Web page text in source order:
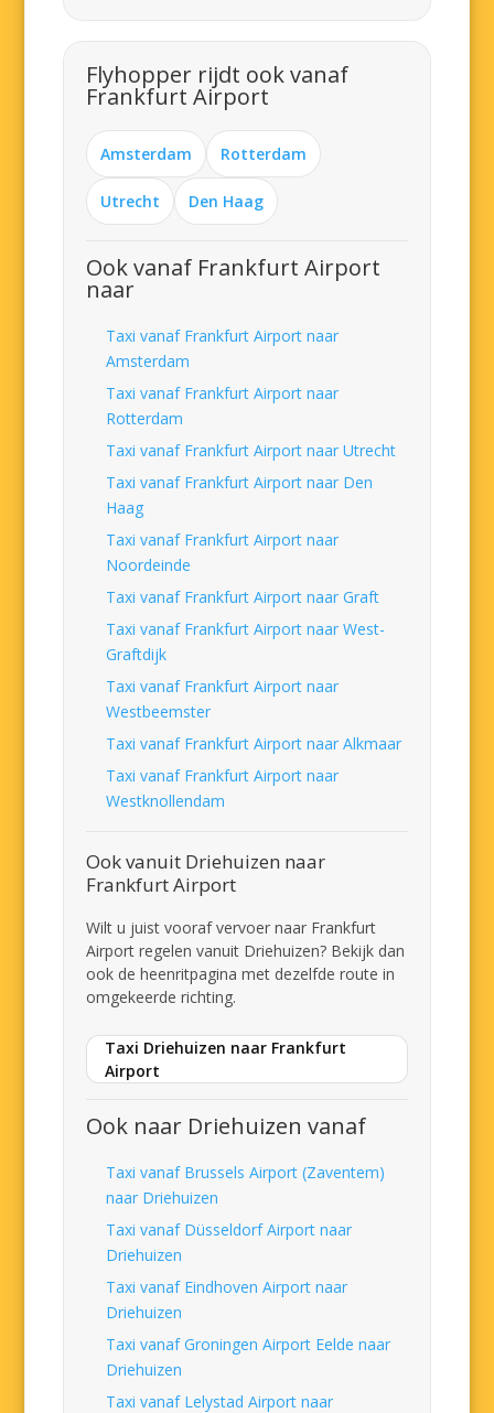
Flyhopper rijdt ook vanaf
Frankfurt Airport
Amsterdam Rotterdam
Utrecht Den Haag
Ook vanaf Frankfurt Airport
naar
Taxi vanaf Frankfurt Airport naar
Amsterdam
Taxi vanaf Frankfurt Airport naar
Rotterdam
Taxi vanaf Frankfurt Airport naar Utrecht
Taxi vanaf Frankfurt Airport naar Den
Haag
Taxi vanaf Frankfurt Airport naar
Noordeinde
Taxi vanaf Frankfurt Airport naar Graft
Taxi vanaf Frankfurt Airport naar West-
Graftdijk
Taxi vanaf Frankfurt Airport naar
Westbeemster
Taxi vanaf Frankfurt Airport naar Alkmaar
Taxi vanaf Frankfurt Airport naar
Westknollendam
Ook vanuit Driehuizen naar
Frankfurt Airport
Wilt u juist vooraf vervoer naar Frankfurt
Airport regelen vanuit Driehuizen? Bekijk dan
ook de heenritpagina met dezelfde route in
omgekeerde richting.
Taxi Driehuizen naar Frankfurt
Airport
Ook naar Driehuizen vanaf
Taxi vanaf Brussels Airport (Zaventem)
naar Driehuizen
Taxi vanaf Düsseldorf Airport naar
Driehuizen
Taxi vanaf Eindhoven Airport naar
Driehuizen
Taxi vanaf Groningen Airport Eelde naar
Driehuizen
Taxi vanaf Lelystad Airport naar